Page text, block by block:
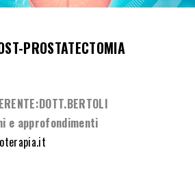
PROSTATECTOMIA
e approfondimenti